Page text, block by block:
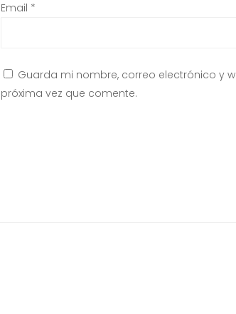
Email *
Guarda mi nombre, correo electrónico y
próxima vez que comente.